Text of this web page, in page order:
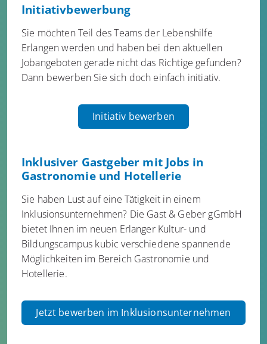
Initiativbewerbung
Sie möchten Teil des Teams der Lebenshilfe
Erlangen werden und haben bei den aktuellen
Jobangeboten gerade nicht das Richtige gefunden?
Dann bewerben Sie sich doch einfach initiativ.
Initiativ bewerben
Inklusiver Gastgeber mit Jobs in
Gastronomie und Hotellerie
Sie haben Lust auf eine Tätigkeit in einem
Inklusionsunternehmen? Die Gast & Geber gGmbH
bietet Ihnen im neuen Erlanger Kultur- und
Bildungscampus kubic verschiedene spannende
Möglichkeiten im Bereich Gastronomie und
Hotellerie.
Jetzt bewerben im Inklusionsunternehmen